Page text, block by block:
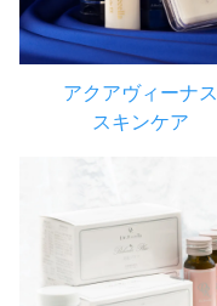
アクアヴィーナス
スキンケア